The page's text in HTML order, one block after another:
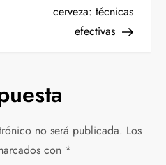
cerveza: técnicas
efectivas
no será publicada. Los
con *